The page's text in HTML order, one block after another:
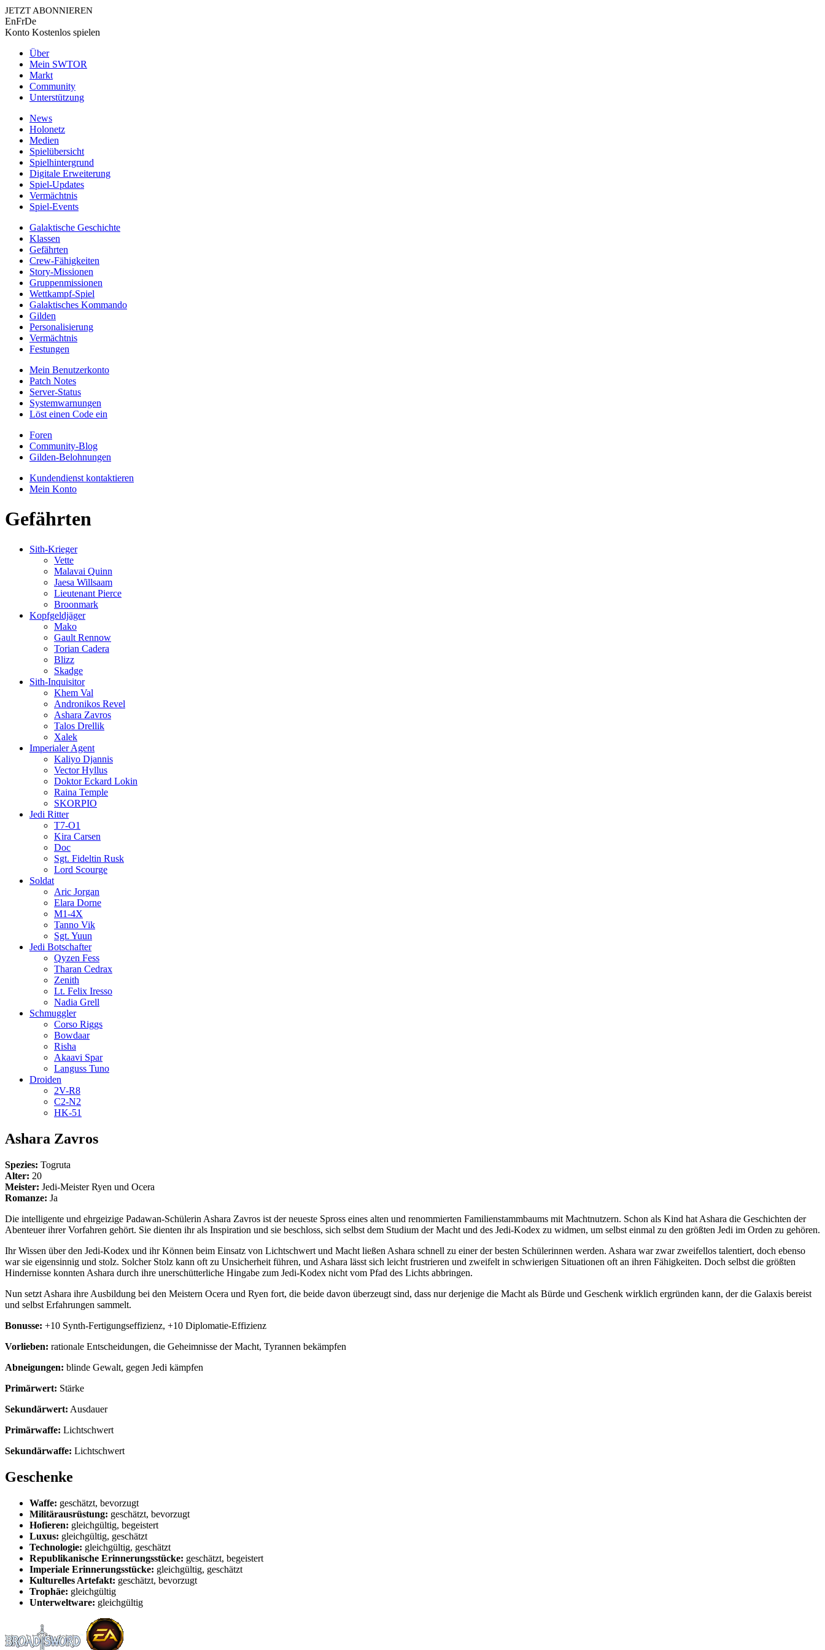
JETZT ABONNIEREN
EnFrDe
Konto Kostenlos spielen
Über
Mein SWTOR
Markt
Community
Unterstützung
News
Holonetz
Medien
Spielübersicht
Spielhintergrund
Digitale Erweiterung
Spiel-Updates
Vermächtnis
Spiel-Events
Galaktische Geschichte
Klassen
Gefährten
Crew-Fähigkeiten
Story-Missionen
Gruppenmissionen
Wettkampf-Spiel
Galaktisches Kommando
Gilden
Personalisierung
Vermächtnis
Festungen
Mein Benutzerkonto
Patch Notes
Server-Status
Systemwarnungen
Löst einen Code ein
Foren
Community-Blog
Gilden-Belohnungen
Kundendienst kontaktieren
Mein Konto
Gefährten
Sith-Krieger
Vette
Malavai Quinn
Jaesa Willsaam
Lieutenant Pierce
Broonmark
Kopfgeldjäger
Mako
Gault Rennow
Torian Cadera
Blizz
Skadge
Sith-Inquisitor
Khem Val
Andronikos Revel
Ashara Zavros
Talos Drellik
Xalek
Imperialer Agent
Kaliyo Djannis
Vector Hyllus
Doktor Eckard Lokin
Raina Temple
SKORPIO
Jedi Ritter
T7-O1
Kira Carsen
Doc
Sgt. Fideltin Rusk
Lord Scourge
Soldat
Aric Jorgan
Elara Dorne
M1-4X
Tanno Vik
Sgt. Yuun
Jedi Botschafter
Qyzen Fess
Tharan Cedrax
Zenith
Lt. Felix Iresso
Nadia Grell
Schmuggler
Corso Riggs
Bowdaar
Risha
Akaavi Spar
Languss Tuno
Droiden
2V-R8
C2-N2
HK-51
Ashara Zavros
Spezies: Togruta
Alter: 20
Meister: Jedi-Meister Ryen und Ocera
Romanze: Ja
Die intelligente und ehrgeizige Padawan-Schülerin Ashara Zavros ist der neueste Spross eines alten und renommierten Familienstammbaums mit Machtnutzern. Schon als Kind hat Ashara die Geschichten der
Abenteuer ihrer Vorfahren gehört. Sie dienten ihr als Inspiration und sie beschloss, sich selbst dem Studium der Macht und des Jedi-Kodex zu widmen, um selbst einmal zu den größten Jedi im Orden zu gehören.
Ihr Wissen über den Jedi-Kodex und ihr Können beim Einsatz von Lichtschwert und Macht ließen Ashara schnell zu einer der besten Schülerinnen werden. Ashara war zwar zweifellos talentiert, doch ebenso
war sie eigensinnig und stolz. Solcher Stolz kann oft zu Unsicherheit führen, und Ashara lässt sich leicht frustrieren und zweifelt in schwierigen Situationen oft an ihren Fähigkeiten. Doch selbst die größten
Hindernisse konnten Ashara durch ihre unerschütterliche Hingabe zum Jedi-Kodex nicht vom Pfad des Lichts abbringen.
Nun setzt Ashara ihre Ausbildung bei den Meistern Ocera und Ryen fort, die beide davon überzeugt sind, dass nur derjenige die Macht als Bürde und Geschenk wirklich ergründen kann, der die Galaxis bereist
und selbst Erfahrungen sammelt.
Bonusse: +10 Synth-Fertigungseffizienz, +10 Diplomatie-Effizienz
Vorlieben: rationale Entscheidungen, die Geheimnisse der Macht, Tyrannen bekämpfen
Abneigungen: blinde Gewalt, gegen Jedi kämpfen
Primärwert: Stärke
Sekundärwert: Ausdauer
Primärwaffe: Lichtschwert
Sekundärwaffe: Lichtschwert
Geschenke
Waffe: geschätzt, bevorzugt
Militärausrüstung: geschätzt, bevorzugt
Hofieren: gleichgültig, begeistert
Luxus: gleichgültig, geschätzt
Technologie: gleichgültig, geschätzt
Republikanische Erinnerungsstücke: geschätzt, begeistert
Imperiale Erinnerungsstücke: gleichgültig, geschätzt
Kulturelles Artefakt: geschätzt, bevorzugt
Trophäe: gleichgültig
Unterweltware: gleichgültig